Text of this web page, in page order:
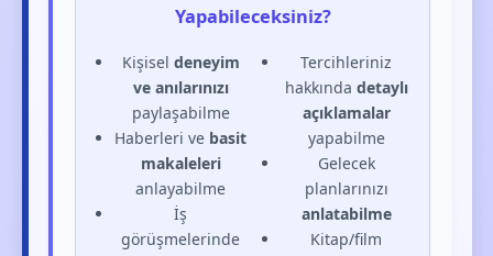
Yapabileceksiniz?
Kişisel deneyim
ve anılarınızı
paylaşabilme
Haberleri ve basit
makaleleri
anlayabilme
İş
görüşmelerinde
Tercihleriniz
hakkında detaylı
açıklamalar
yapabilme
Gelecek
planlarınızı
anlatabilme
Kitap/film